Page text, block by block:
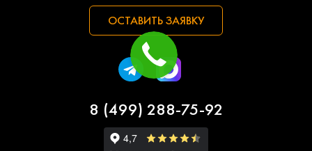
ОСТАВИТЬ ЗАЯВКУ
8 (499) 288-75-92